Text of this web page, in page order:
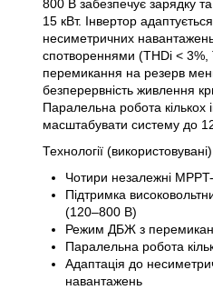
800 В забезпечує зарядку
15 кВт. Інвертор
несиметричних
спотвореннями (THDi <
перемикання на резерв
безперервність живлення
Паралельна робота кількох
масштабувати систему до
Технології (використовувані)
Чотири незалежні
Підтримка
(120–800 В)
Режим ДБЖ з
Паралельна робота
Адаптація до
навантажень